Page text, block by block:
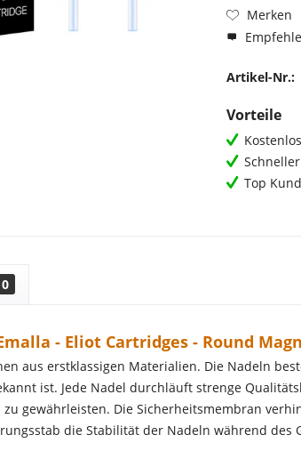
Merken
Artikel-Nr.:
Vorteile
Top
0
- Eliot Cartridges - Round
aus erstklassigen Materialien. Die Nadeln
ist. Jede Nadel durchläuft strenge
gewährleisten. Die Sicherheitsmembran
die Stabilität der Nadeln während des